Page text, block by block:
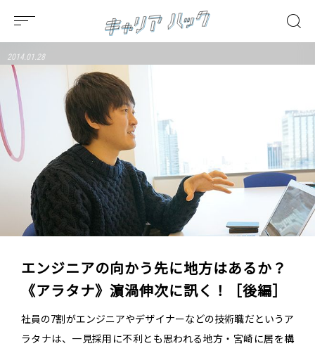
2014.01.28
エンジニアの向かう先に地方はあるか？
《アラタナ》濵渦伸次に訊く！［後編］
社員の7割がエンジニアやデザイナーなどの技術職だというア
ラタナは、一見採用に不利とも思われる地方・宮崎に居を構